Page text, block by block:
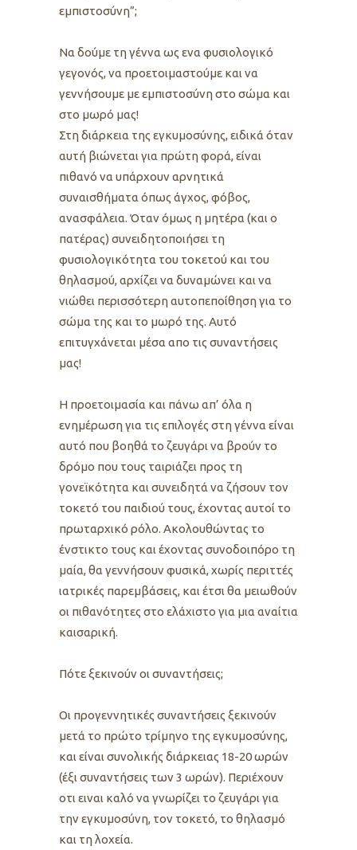
εμπιστοσύνη”;
Να δούμε τη γέννα ως ενα φυσιολογικό
γεγονός, να προετοιμαστούμε και να
γεννήσουμε με εμπιστοσύνη στο σώμα και
στο μωρό μας!
Στη διάρκεια της εγκυμοσύνης, ειδικά όταν
αυτή βιώνεται για πρώτη φορά, είναι
πιθανό να υπάρχουν αρνητικά
συναισθήματα όπως άγχος, φόβος,
ανασφάλεια. Όταν όμως η μητέρα (και ο
πατέρας) συνειδητοποιήσει τη
φυσιολογικότητα του τοκετού και του
θηλασμού, αρχίζει να δυναμώνει και να
νιώθει περισσότερη αυτοπεποίθηση για το
σώμα της και το μωρό της. Αυτό
επιτυγχάνεται μέσα απο τις συναντήσεις
μας!
Η προετοιμασία και πάνω απ’ όλα η
ενημέρωση για τις επιλογές στη γέννα είναι
αυτό που βοηθά το ζευγάρι να βρούν το
δρόμο που τους ταιριάζει προς τη
γονεϊκότητα και συνειδητά να ζήσουν τον
τοκετό του παιδιού τους, έχοντας αυτοί το
πρωταρχικό ρόλο. Ακολουθώντας το
ένστικτο τους και έχοντας συνοδοιπόρο τη
μαία, θα γεννήσουν φυσικά, χωρίς περιττές
ιατρικές παρεμβάσεις, και έτσι θα μειωθούν
οι πιθανότητες στο ελάχιστο για μια αναίτια
καισαρική.
Πότε ξεκινούν οι συναντήσεις;
Οι προγεννητικές συναντήσεις ξεκινούν
μετά το πρώτο τρίμηνο της εγκυμοσύνης,
και είναι συνολικής διάρκειας 18-20 ωρών
(έξι συναντήσεις των 3 ωρών). Περιέχουν
οτι ειναι καλό να γνωρίζει το ζευγάρι για
την εγκυμοσύνη, τον τοκετό, το θηλασμό
και τη λοχεία.